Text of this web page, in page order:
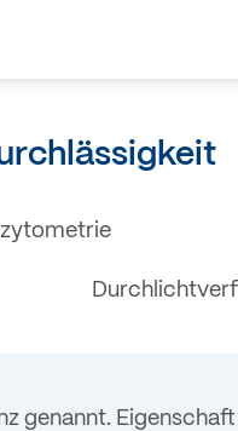
genannt.